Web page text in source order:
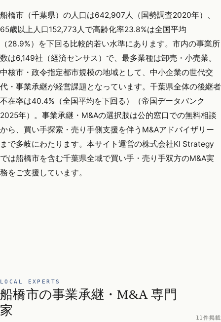
船橋市（千葉県）の人口は642,907人（国勢調査2020年）、
65歳以上人口152,773人で高齢化率23.8%は全国平均
（28.9%）を下回る比較的若い水準にあります。市内の事業所
数は6,149社（経済センサス）で、最多業種は卸売・小売業。
中核市・政令指定都市規模の地域として、中小企業の世代交
代・事業承継が経営課題となっています。千葉県全体の後継者
不在率は40.4%（全国平均を下回る）（帝国データバンク
2025年）。事業承継・M&Aの選択肢は公的窓口での無料相談
から、買い手探索・売り手側支援を伴うM&Aアドバイザリー
まで多岐にわたります。本サイト運営の株式会社KI Strategy
では船橋市を含む千葉県全域で買い手・売り手双方のM&A実
務をご支援しています。
LOCAL EXPERTS
船橋市の事業承継・M&A 専門
家
11件掲載